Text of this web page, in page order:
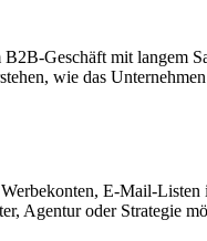
Geschäft mit langem
wie das
E-Mail-
Agentur oder Strategie